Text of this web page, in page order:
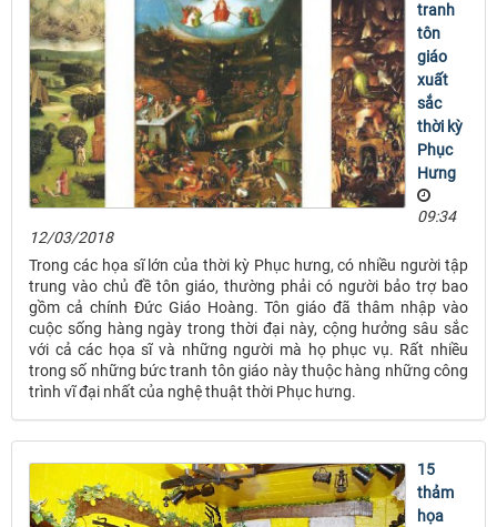
tranh
tôn
giáo
xuất
sắc
thời kỳ
Phục
Hưng
09:34
12/03/2018
Trong các họa sĩ lớn của thời kỳ Phục hưng, có nhiều người tập
trung vào chủ đề tôn giáo, thường phải có người bảo trợ bao
gồm cả chính Đức Giáo Hoàng. Tôn giáo đã thâm nhập vào
cuộc sống hàng ngày trong thời đại này, cộng hưởng sâu sắc
với cả các họa sĩ và những người mà họ phục vụ. Rất nhiều
trong số những bức tranh tôn giáo này thuộc hàng những công
trình vĩ đại nhất của nghệ thuật thời Phục hưng.
15
thảm
họa